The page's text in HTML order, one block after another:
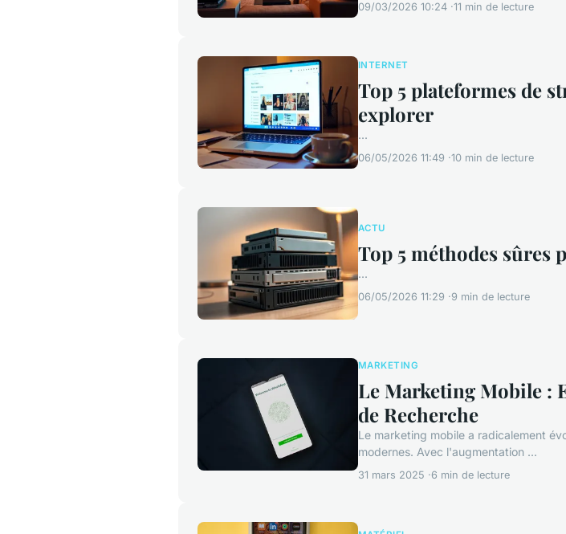
09/03/2026 10:24 11 min de lecture
INTERNET
Top 5 plateformes de
explorer
...
06/05/2026 11:49 10 min de lecture
ACTU
Top 5 méthodes
...
06/05/2026 11:29 9 min de lecture
MARKETING
Le Marketing Mobile :
de Recherche
Le marketing mobile a radicalement
modernes. Avec l'augmentation ...
31 mars 2025 6 min de lecture